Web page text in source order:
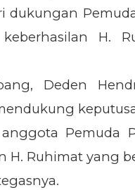
dukungan
H.
Deden
Pemuda
H. Ruhimat yang